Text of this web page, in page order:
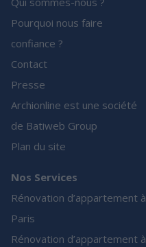
Pourquoi nous faire
confiance ?
Contact
Presse
Archionline est une société
de Batiweb Group
Plan du site
Nos Services
Rénovation d’appartement à
Paris
Rénovation d’appartement à